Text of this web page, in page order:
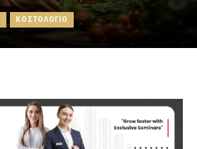
ΚΟΣΤΟΛΟΓΙΟ